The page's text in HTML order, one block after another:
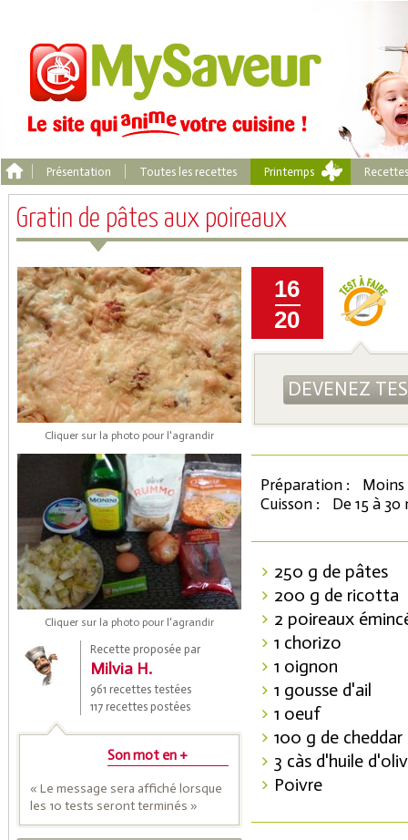
Présentation Toutes les recettes Printemps
Gratin de pâtes aux poireaux
Cliquer sur la photo pour l'agrandir
Cliquer sur la photo pour l'agrandir
Recette proposée par
Milvia H.
961 recettes testées
117 recettes postées
Son mot en +
« Le message sera affiché lorsque
les 10 tests seront terminés »
16
20
DEVENEZ
Préparation :
Moins
Cuisson :
De 15 à
250 g de pâtes
200 g de ricotta
2 poireaux
1 chorizo
1 oignon
1 gousse d'ail
1 oeuf
100 g de
3 càs d'huile
Poivre
Coupons de réduction
Saveurs de l'Année